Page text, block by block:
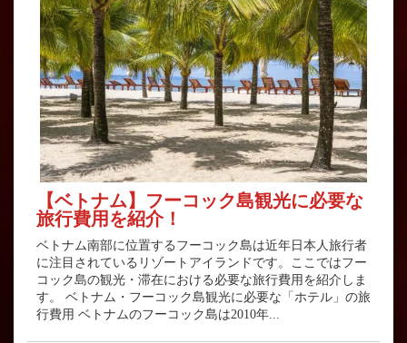
【ベトナム】フーコック島観光に必要な
旅行費用を紹介！
ベトナム南部に位置するフーコック島は近年日本人旅行者
に注目されているリゾートアイランドです。ここではフー
コック島の観光・滞在における必要な旅行費用を紹介しま
す。 ベトナム・フーコック島観光に必要な「ホテル」の旅
行費用 ベトナムのフーコック島は2010年...